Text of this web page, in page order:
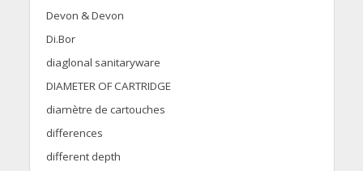
Devon & Devon
Di.Bor
diaglonal sanitaryware
DIAMETER OF CARTRIDGE
diamètre de cartouches
differences
different depth